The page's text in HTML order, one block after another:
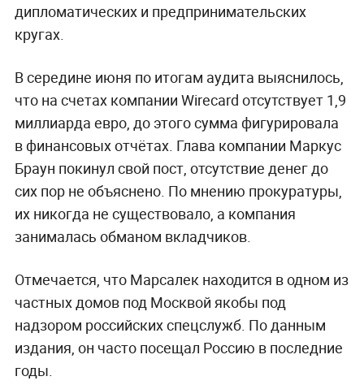
дипломатических и предпринимательских
кругах.
В середине июня по итогам аудита выяснилось,
что на счетах компании Wirecard отсутствует 1,9
миллиарда евро, до этого сумма фигурировала
в финансовых отчётах. Глава компании Маркус
Браун покинул свой пост, отсутствие денег до
сих пор не объяснено. По мнению прокуратуры,
их никогда не существовало, а компания
занималась обманом вкладчиков.
Отмечается, что Марсалек находится в одном из
частных домов под Москвой якобы под
надзором российских спецслужб. По данным
издания, он часто посещал Россию в последние
годы.